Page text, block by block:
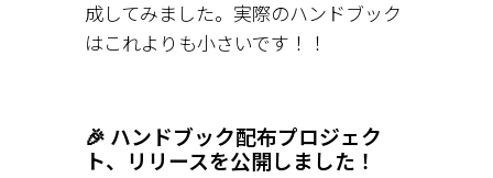
成してみました。実際のハンドブック
はこれよりも小さいです！！
🎉 ハンドブック配布プロジェク
ト、リリースを公開しました！